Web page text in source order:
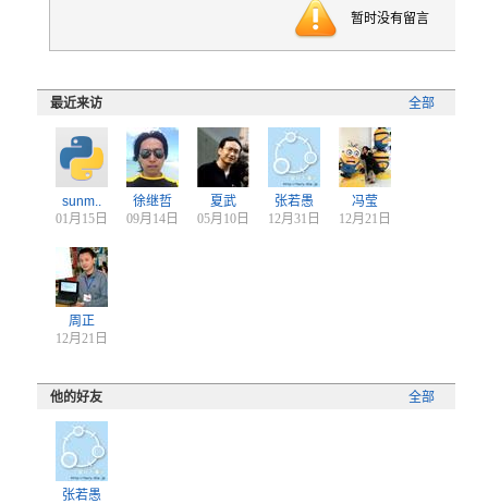
暂时没有留言
全部
最近来访
sunm..
01月15日
徐继哲
09月14日
夏武
05月10日
张若愚
12月31日
冯莹
12月21日
周正
12月21日
全部
他的好友
张若愚